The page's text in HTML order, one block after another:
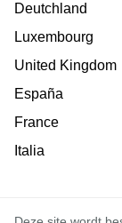
Deutchland
Luxembourg
United Kingdom
España
France
Italia